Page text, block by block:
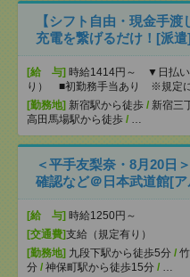
【シフト自由・現金手
充電を繋げるだけ！[派遣]
[給 与] 時給1414円～ ▼日払い
り） ■初勤務手当あり ※規定
[勤務地] 新宿駅から徒歩 / 新宿三
高田馬場駅から徒歩 / …
＜平手友梨奈・8月20日
確認など＠日本武道館[
[給 与] 時給1250円～
[交通費]支給（規定有り）
[勤務地] 九段下駅から徒歩5分 /
分 / 神保町駅から徒歩15分 / …